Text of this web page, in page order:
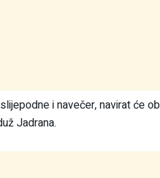
i navečer, navirat će
Jadrana.